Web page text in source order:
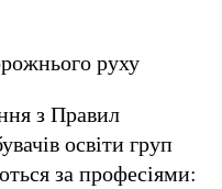
руху
з Правил
освіти груп
за професіями: